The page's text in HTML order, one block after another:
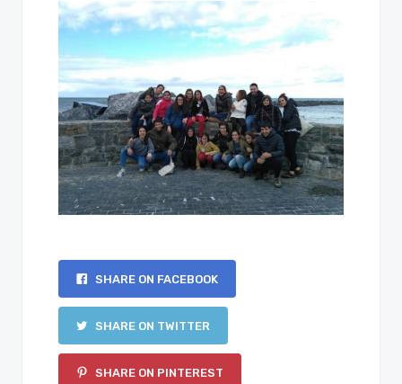
SHARE ON FACEBOOK
SHARE ON TWITTER
SHARE ON PINTEREST